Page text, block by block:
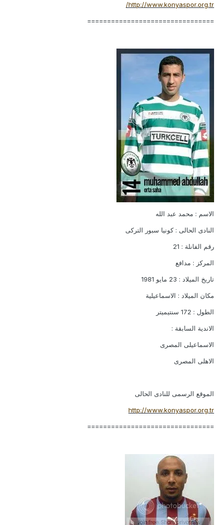
http://www.konyaspor.org.tr/
================================
الاسم : محمد عبد الله
النادى الحالى : كونيا سبور التركى
رقم الفانلة : 21
المركز : مدافع
تاريخ الميلاد : 23 مايو 1981
مكان الميلاد : الاسماعيلية
الطول : 172 سنتيميتر
الاندية السابقة :
الاسماعيلى المصرى
الاهلى المصرى
الموقع الرسمى للنادى الحالى
http://www.konyaspor.org.tr
================================